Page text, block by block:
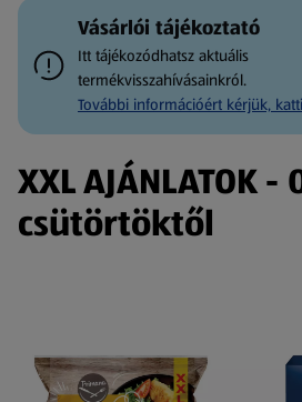
Vásárlói tájékoztató
Itt tájékozódhatsz aktuális
termékvisszahívásainkról.
További információért kérjük,
XXL AJÁNLATOK -
csütörtöktől